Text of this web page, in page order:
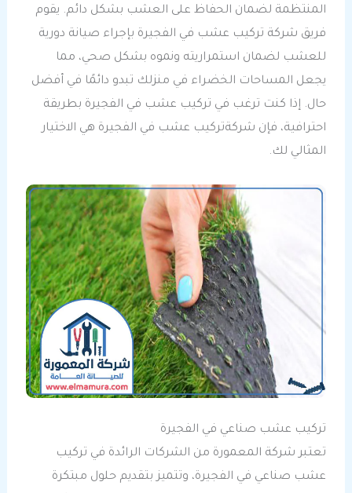
المنتظمة لضمان الحفاظ على العشب بشكل دائم. يقوم
فريق شركة تركيب عشب في الفجيرة بإجراء صيانة دورية
للعشب لضمان استمراريته ونموه بشكل صحي، مما
يجعل المساحات الخضراء في منزلك تبدو دائمًا في أفضل
حال. إذا كنت ترغب في تركيب عشب في الفجيرة بطريقة
احترافية، فإن شركةتركيب عشب في الفجيرة هي الاختيار
المثالي لك.
تركيب عشب صناعي في الفجيرة
تعتبر شركة المعمورة من الشركات الرائدة في تركيب
عشب صناعي في الفجيرة، وتتميز بتقديم حلول مبتكرة